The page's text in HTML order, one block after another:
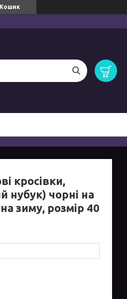
Кошик
кросівки,
нубук) чорні на
зиму, розмір 40